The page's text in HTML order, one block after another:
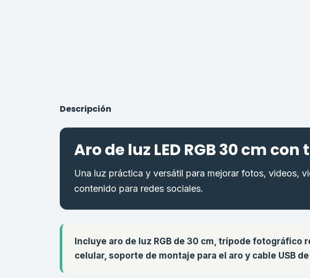
Descripción
Aro de luz LED RGB 30 cm con
Una luz práctica y versátil para mejorar fotos, videos,
contenido para redes sociales.
Incluye aro de luz RGB de 30 cm, trípode
celular, soporte de montaje para el aro y cable USB